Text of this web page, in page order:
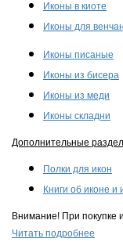
Иконы в киоте
Иконы для
Иконы писаные
Иконы из бисера
Иконы из меди
Иконы складни
Дополнительные
Полки для икон
Книги об иконе и
Внимание! При покупке
Читать подробнее